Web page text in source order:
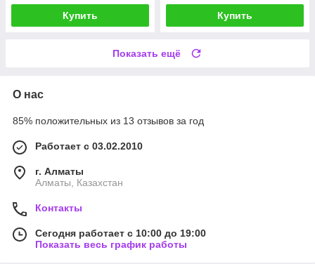
Купить Купить
Показать ещё
О нас
85% положительных из 13 отзывов за год
Работает с 03.02.2010
г. Алматы
Алматы, Казахстан
Контакты
Сегодня работает с 10:00 до 19:00
Показать весь график работы